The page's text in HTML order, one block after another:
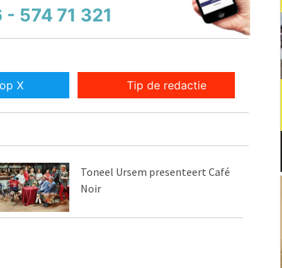
- 574 71 321
X Tip de redactie
Toneel Ursem presenteert Café
Noir